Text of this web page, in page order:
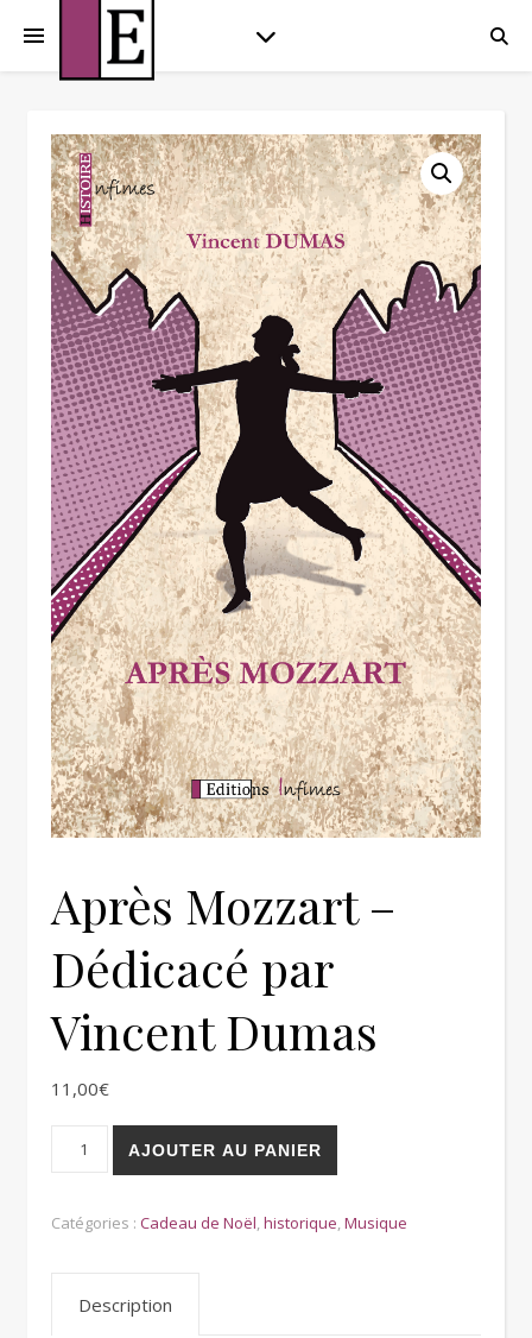
Après Mozzart –
Dédicacé par
Vincent Dumas
11,00€
quantité de Après Mozzart - Dédicacé par Vincent Dumas
AJOUTER AU PANIER
Catégories : Cadeau de Noël,historique,Musique
Description